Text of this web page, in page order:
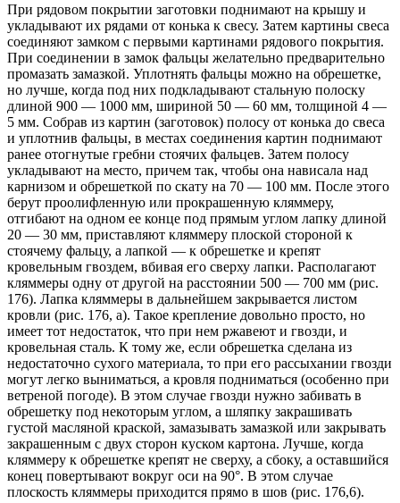
При рядовом покрытии заготовки поднимают на крышу и
укладывают их рядами от конька к свесу. Затем картины свеса
соединяют замком с первыми картинами рядового покрытия.
При соединении в замок фальцы желательно предварительно
промазать замазкой. Уплотнять фальцы можно на обрешетке,
но лучше, когда под них подкладывают стальную полоску
длиной 900 — 1000 мм, шириной 50 — 60 мм, толщиной 4 —
5 мм. Собрав из картин (заготовок) полосу от конька до свеса
и уплотнив фальцы, в местах соединения картин поднимают
ранее отогнутые гребни стоячих фальцев. Затем полосу
укладывают на место, причем так, чтобы она нависала над
карнизом и обрешеткой по скату на 70 — 100 мм. После этого
берут проолифленную или прокрашенную кляммеру,
отгибают на одном ее конце под прямым углом лапку длиной
20 — 30 мм, приставляют кляммеру плоской стороной к
стоячему фальцу, а лапкой — к обрешетке и крепят
кровельным гвоздем, вбивая его сверху лапки. Располагают
кляммеры одну от другой на расстоянии 500 — 700 мм (рис.
176). Лапка кляммеры в дальнейшем закрывается листом
кровли (рис. 176, а). Такое крепление довольно просто, но
имеет тот недостаток, что при нем ржавеют и гвозди, и
кровельная сталь. К тому же, если обрешетка сделана из
недостаточно сухого материала, то при его рассыхании гвозди
могут легко выниматься, а кровля подниматься (особенно при
ветреной погоде). В этом случае гвозди нужно забивать в
обрешетку под некоторым углом, а шляпку закрашивать
густой масляной краской, замазывать замазкой или закрывать
закрашенным с двух сторон куском картона. Лучше, когда
кляммеру к обрешетке крепят не сверху, а сбоку, а оставшийся
конец повертывают вокруг оси на 90°. В этом случае
плоскость кляммеры приходится прямо в шов (рис. 176,6).